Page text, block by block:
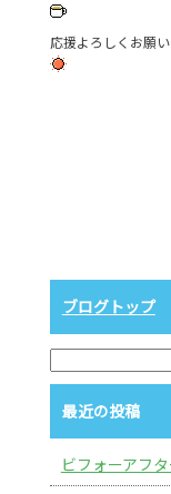
応援よろしくお願
ブログトップ
最近の投稿
ビフォーアフ